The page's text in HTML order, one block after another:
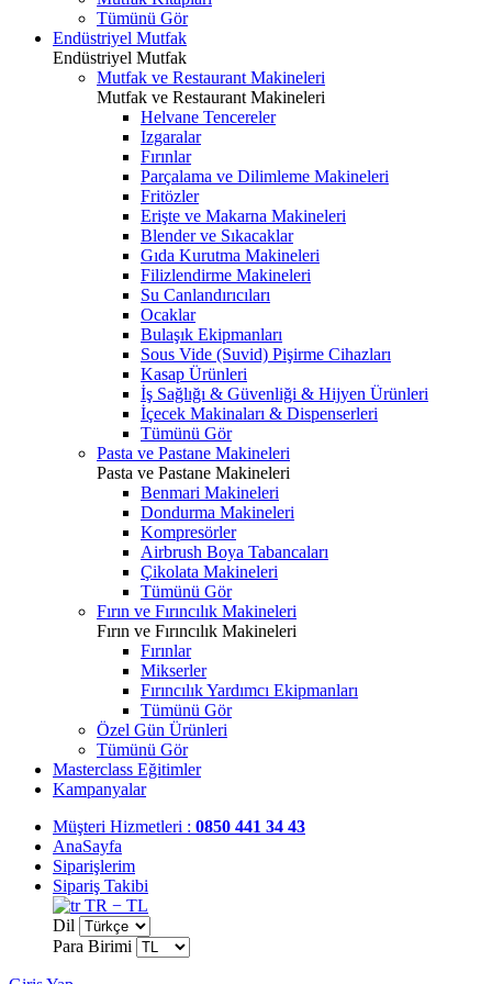
Tümünü Gör
Endüstriyel Mutfak
Endüstriyel Mutfak
Mutfak ve Restaurant Makineleri
Mutfak ve Restaurant Makineleri
Helvane Tencereler
Izgaralar
Fırınlar
Parçalama ve Dilimleme Makineleri
Fritözler
Erişte ve Makarna Makineleri
Blender ve Sıkacaklar
Gıda Kurutma Makineleri
Filizlendirme Makineleri
Su Canlandırıcıları
Ocaklar
Bulaşık Ekipmanları
Sous Vide (Suvid) Pişirme Cihazları
Kasap Ürünleri
İş Sağlığı & Güvenliği & Hijyen Ürünleri
İçecek Makinaları & Dispenserleri
Tümünü Gör
Pasta ve Pastane Makineleri
Pasta ve Pastane Makineleri
Benmari Makineleri
Dondurma Makineleri
Kompresörler
Airbrush Boya Tabancaları
Çikolata Makineleri
Tümünü Gör
Fırın ve Fırıncılık Makineleri
Fırın ve Fırıncılık Makineleri
Fırınlar
Mikserler
Fırıncılık Yardımcı Ekipmanları
Tümünü Gör
Özel Gün Ürünleri
Tümünü Gör
Masterclass Eğitimler
Kampanyalar
Müşteri Hizmetleri : 0850 441 34 43
AnaSayfa
Siparişlerim
Sipariş Takibi
TR − TL
Dil
Para Birimi